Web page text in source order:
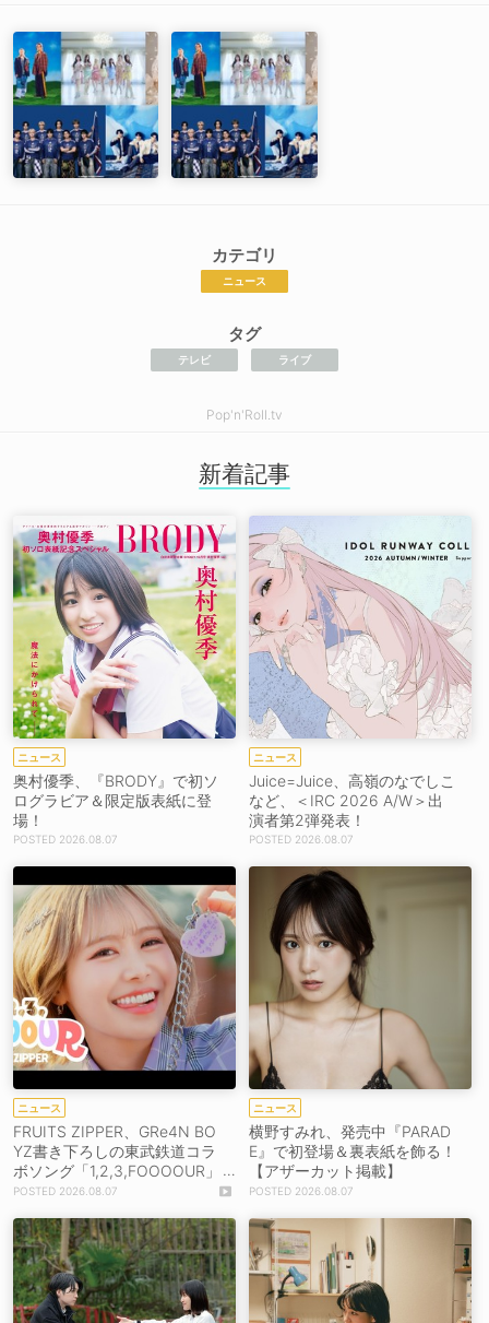
カテゴリ
ニュース
タグ
テレビ ライブ
Pop'n'Roll.tv
新着記事
ニュース
奥村優季、『BRODY』で初ソ
ログラビア＆限定版表紙に登
場！
2026.08.07
ニュース
Juice=Juice、高嶺のなでしこ
など、＜IRC 2026 A/W＞出
演者第2弾発表！
2026.08.07
ニュース
FRUITS ZIPPER、GRe4N BO
YZ書き下ろしの東武鉄道コラ
ボソング「1,2,3,FOOOOUR」
をリリース＆MV公開！
2026.08.07
ニュース
横野すみれ、発売中『PARAD
E』で初登場＆裏表紙を飾る！
【アザーカット掲載】
2026.08.07